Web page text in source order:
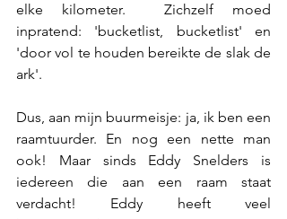
elke kilometer.  Zichzelf moed
inpratend: 'bucketlist, bucketlist' en
'door vol te houden bereikte de slak de
ark'.
Dus, aan mijn buurmeisje: ja, ik ben een
raamtuurder. En nog een nette man
ook! Maar sinds Eddy Snelders is
iedereen die aan een raam staat
verdacht! Eddy heeft veel